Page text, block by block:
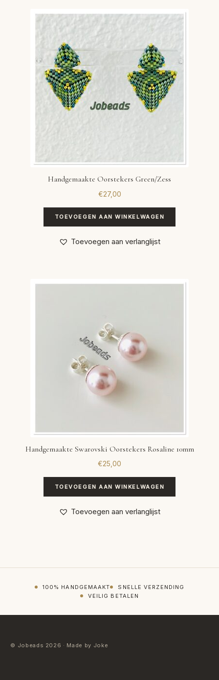
Handgemaakte Oorstekers Green/Zess
€27,00
TOEVOEGEN AAN WINKELWAGEN
Toevoegen aan verlanglijst
Handgemaakte Swarovski Oorstekers Rosaline 10mm
€25,00
TOEVOEGEN AAN WINKELWAGEN
Toevoegen aan verlanglijst
100% HANDGEMAAKT
SNELLE VERZENDING
VEILIG BETALEN
© Jobeads 2026 · Made by Joke